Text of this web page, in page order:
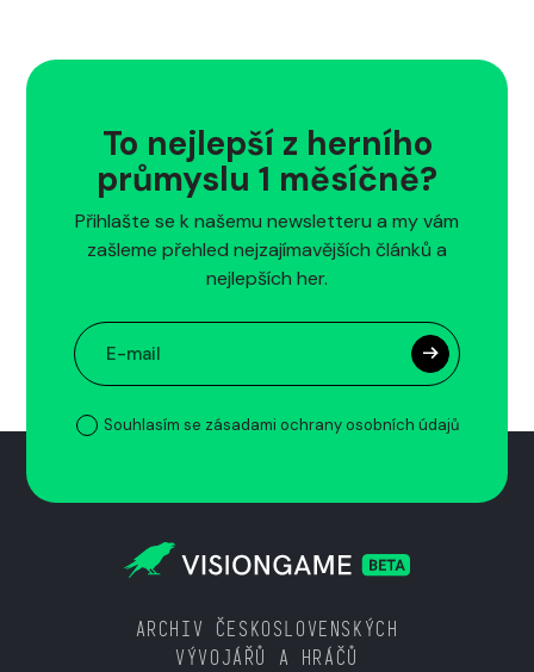
To nejlepší z herního
průmyslu 1 měsíčně?
Přihlašte se k našemu newsletteru a my vám
zašleme přehled nejzajímavějších článků a
nejlepších her.
Souhlasím se zásadami ochrany osobních údajů
ARCHIV ČESKOSLOVENSKÝCH
VÝVOJÁŘŮ A HRÁČŮ